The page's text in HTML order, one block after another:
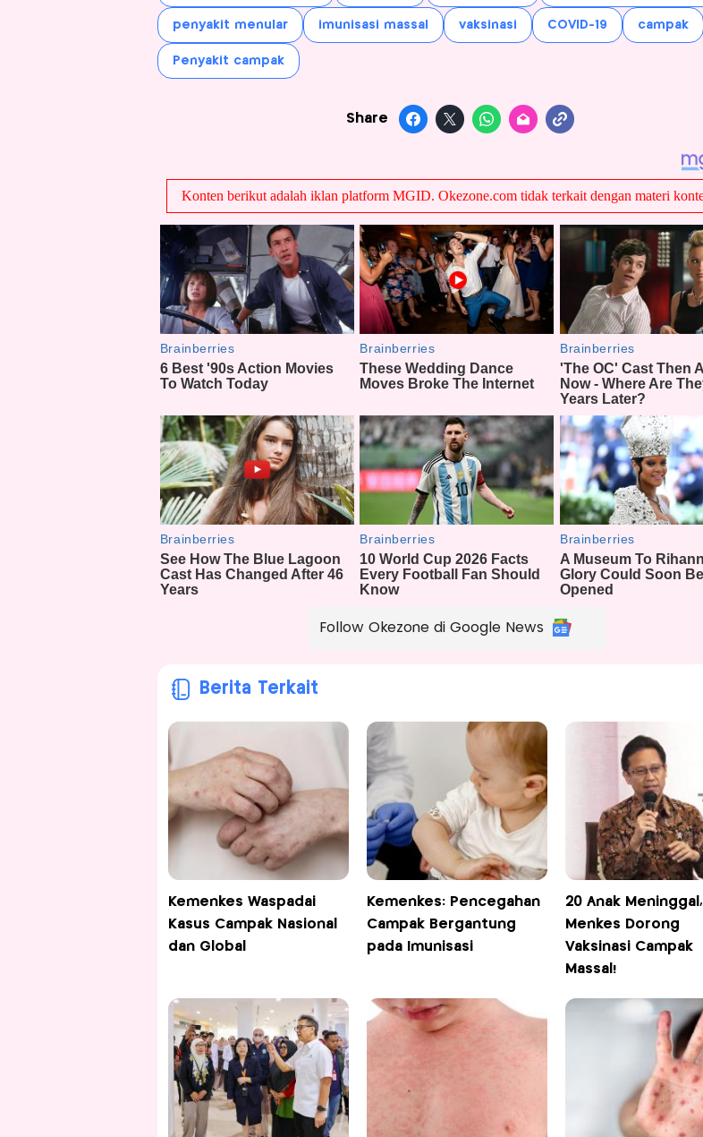
penyakit menular imunisasi massal vaksinasi COVID-19 campak
Penyakit campak
Share
Follow Okezone di Google News
Berita Terkait
Kemenkes Waspadai
Kasus Campak Nasional
dan Global
Kemenkes: Pencegahan
Campak Bergantung
pada Imunisasi
20 Anak Meninggal,
Menkes Dorong
Vaksinasi Campak
Massal!